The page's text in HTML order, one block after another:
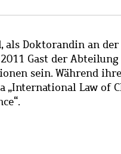
als Doktorandin an
Gast der
sein. Während
„International Law of